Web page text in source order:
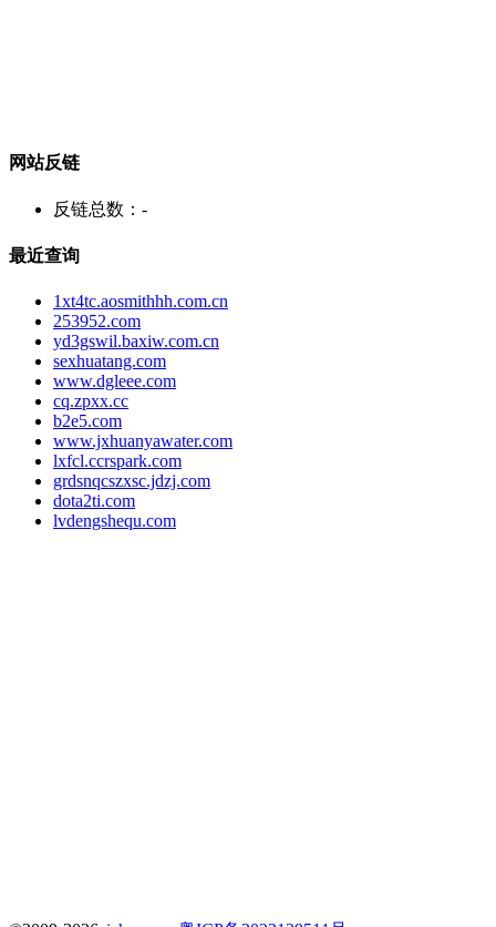
网站反链
反链总数： -
最近查询
1xt4tc.aosmithhh.com.cn
253952.com
yd3gswil.baxiw.com.cn
sexhuatang.com
www.dgleee.com
cq.zpxx.cc
b2e5.com
www.jxhuanyawater.com
lxfcl.ccrspark.com
grdsnqcszxsc.jdzj.com
dota2ti.com
lvdengshequ.com